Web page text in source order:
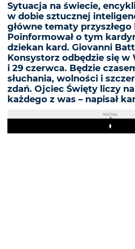
Sytuacja na świecie,
w dobie sztucznej
główne tematy
Poinformował o tym
dziekan kard. Giovanni
Konsystorz odbędzie się w
i 29 czerwca. Będzie
słuchania, wolności i
zdań. Ojciec Święty liczy
każdego z was – napisał
REKLAMA
Play